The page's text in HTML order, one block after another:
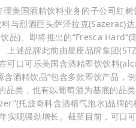
美国酒精饮料业务的子公司红
与烈酒巨头萨泽拉克(Sazerac)
品)、即将推出的“Fresca Hard”(
述品牌此前由星座品牌集团
可口可乐美国含酒精即饮饮料
酒精饮品”包含多款即饮产品，
类，也有以葡萄酒为基底的品
托波奇科含酒精气泡水)品牌
现强劲增长。截至目前，可口